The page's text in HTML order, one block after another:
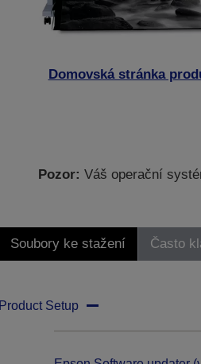
Domovská stránka
Pozor: Váš operační
Soubory ke stažení Často
Product Setup